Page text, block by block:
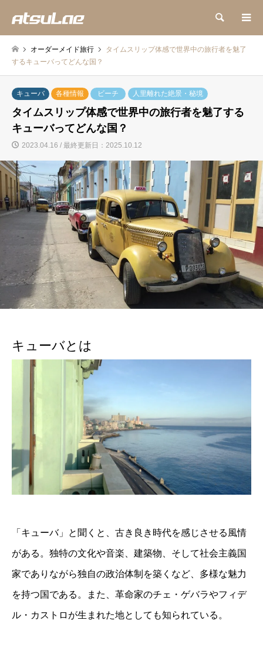
検索
オーダーメイド旅行
タイムスリップ体感で世界中の旅行者を魅了
するキューバってどんな国？
キューバ 各種情報 ビーチ 人里離れた絶景・秘境
タイムスリップ体感で世界中の旅行者を魅了する
キューバってどんな国？
2023.04.16 / 最終更新日：2025.10.12
キューバとは
「キューバ」と聞くと、古き良き時代を感じさせる風情
がある。独特の文化や音楽、建築物、そして社会主義国
家でありながら独自の政治体制を築くなど、多様な魅力
を持つ国である。また、革命家のチェ・ゲバラやフィデ
ル・カストロが生まれた地としても知られている。